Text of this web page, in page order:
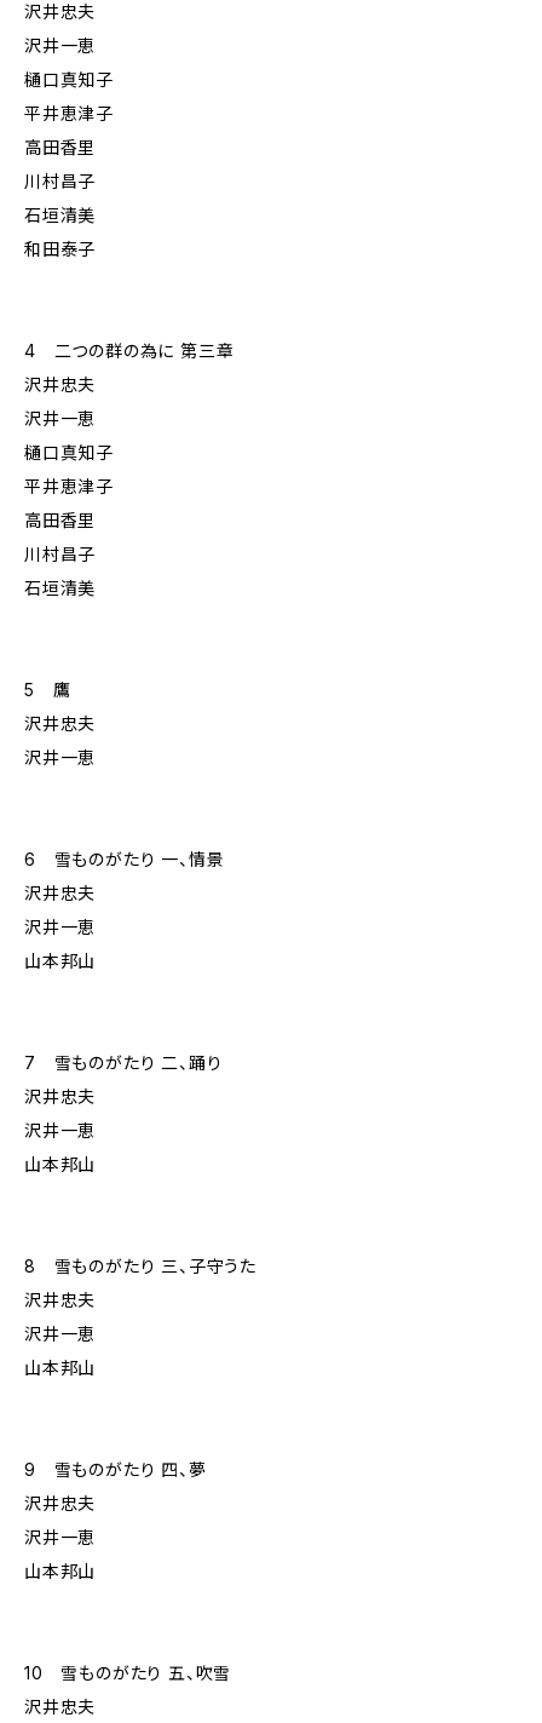
沢井忠夫
沢井一恵
樋口真知子
平井恵津子
高田香里
川村昌子
石垣清美
和田泰子
4 二つの群の為に 第三章
沢井忠夫
沢井一恵
樋口真知子
平井恵津子
高田香里
川村昌子
石垣清美
5 鷹
沢井忠夫
沢井一恵
6 雪ものがたり 一、情景
沢井忠夫
沢井一恵
山本邦山
7 雪ものがたり 二、踊り
沢井忠夫
沢井一恵
山本邦山
8 雪ものがたり 三、子守うた
沢井忠夫
沢井一恵
山本邦山
9 雪ものがたり 四、夢
沢井忠夫
沢井一恵
山本邦山
10 雪ものがたり 五、吹雪
沢井忠夫